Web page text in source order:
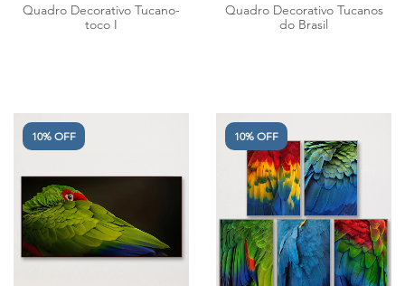
Quadro Decorativo Tucano-
toco I
Quadro Decorativo Tucanos
do Brasil
10% OFF 10% OFF